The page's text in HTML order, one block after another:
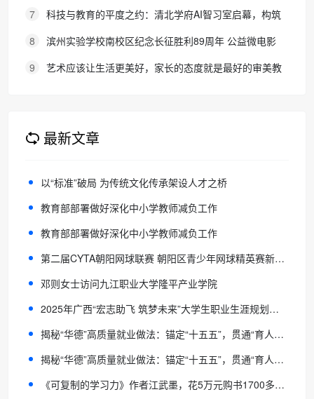
弹信号
7
科技与教育的平度之约：清北学府AI智习室启幕，构筑
区域人才培养新生态
8
滨州实验学校南校区纪念长征胜利89周年 公益微电影
《被手机偷走的童年》巡映活动圆满收官
9
艺术应该让生活更美好，家长的态度就是最好的审美教
最新文章
以“标准”破局 为传统文化传承架设人才之桥
教育部部署做好深化中小学教师减负工作
教育部部署做好深化中小学教师减负工作
第二届CYTA朝阳网球联赛 朝阳区青少年网球精英赛新星闪耀、圆满收拍
邓则女士访问九江职业大学隆平产业学院
2025年广西“宏志助飞 筑梦未来”大学生职业生涯规划比赛决赛圆满落幕
揭秘“华德”高质量就业做法：锚定“十五五”，贯通“育人-就业”链
揭秘“华德”高质量就业做法：锚定“十五五”，贯通“育人-就业”链
《可复制的学习力》作者江武墨，花5万元购书1700多本，公益捐赠给560家图书馆